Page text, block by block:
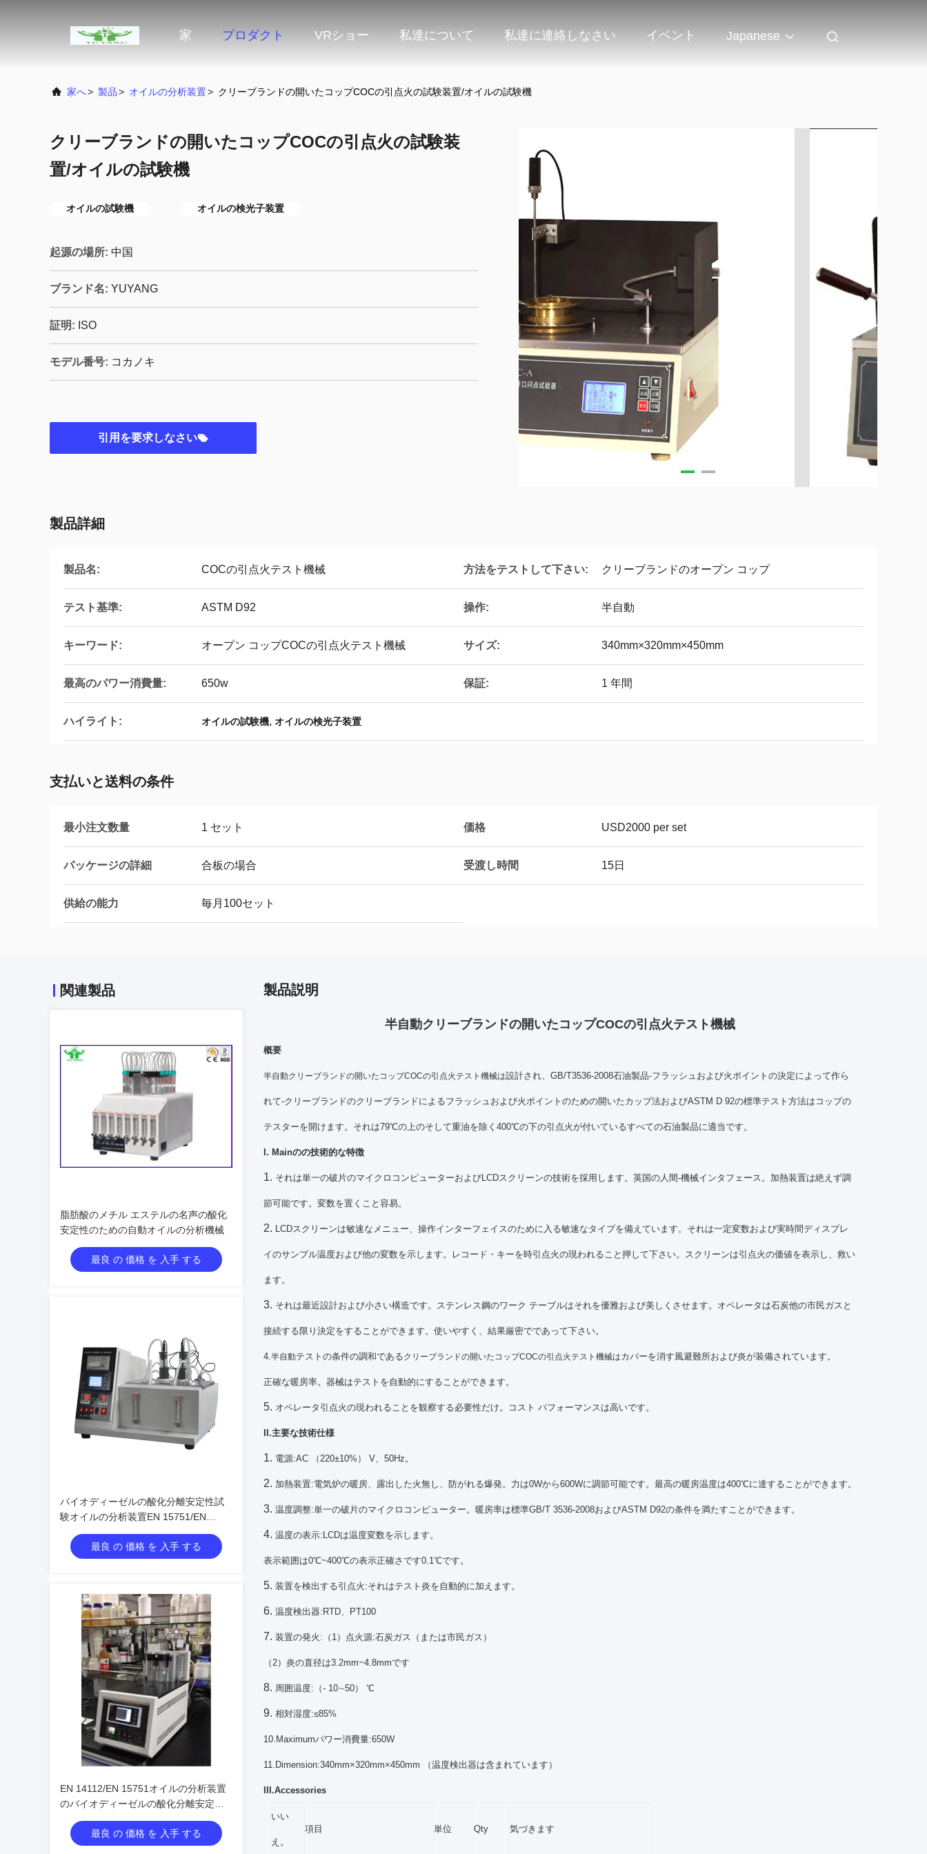
家 プロダクト VRショー 私達について 私達に連絡しなさい イベント Japanese
家へ> 製品> オイルの分析装置> クリーブランドの開いたコップCOCの引点火の試験装置/オイルの試験機
クリーブランドの開いたコップCOCの引点火の試験装
置/オイルの試験機
オイルの試験機 オイルの検光子装置
起源の場所: 中国
ブランド名: YUYANG
証明: ISO
モデル番号: コカノキ
引用を要求しなさい
製品詳細
製品名: COCの引点火テスト機械 方法をテストして下さい: クリーブランドのオープン コップ
テスト基準: ASTM D92 操作: 半自動
キーワード: オープン コップCOCの引点火テスト機械 サイズ: 340mm×320mm×450mm
最高のパワー消費量: 650w 保証: 1 年間
ハイライト: オイルの試験機, オイルの検光子装置
支払いと送料の条件
最小注文数量 1 セット 価格 USD2000 per set
パッケージの詳細 合板の場合 受渡し時間 15日
供給の能力 毎月100セット
関連製品
脂肪酸のメチル エステルの名声の酸化
安定性のための自動オイルの分析機械
最良 の 価格 を 入手 する
バイオディーゼルの酸化分離安定性試
験オイルの分析装置EN 15751/EN
14112
最良 の 価格 を 入手 する
EN 14112/EN 15751オイルの分析装置
のバイオディーゼルの酸化分離安定性
試験
最良 の 価格 を 入手 する
製品説明
半自動クリーブランドの開いたコップCOCの引点火テスト機械
概要
半自動クリーブランドの開いたコップCOCの引点火テスト機械は設計され、GB/T3536-2008石油製品-フラッシュおよび火ポイントの決定によって作ら
れて-クリーブランドのクリーブランドによるフラッシュおよび火ポイントのための開いたカップ法およびASTM D 92の標準テスト方法はコップの
テスターを開けます。それは79℃の上のそして重油を除く400℃の下の引点火が付いているすべての石油製品に適当です。
I. Mainのの技術的な特徴
1. それは単一の破片のマイクロコンピューターおよびLCDスクリーンの技術を採用します。英国の人間-機械インタフェース。加熱装置は絶えず調
節可能です。変数を置くこと容易。
2. LCDスクリーンは敏速なメニュー、操作インターフェイスのために入る敏速なタイプを備えています。それは一定変数および実時間ディスプレ
イのサンプル温度および他の変数を示します。レコード・キーを時引点火の現われること押して下さい。スクリーンは引点火の価値を表示し、救い
ます。
3. それは最近設計および小さい構造です。ステンレス鋼のワーク テーブルはそれを優雅および美しくさせます。オペレータは石炭他の市民ガスと
接続する限り決定をすることができます。使いやすく、結果厳密でであって下さい。
4.半自動テストの条件の調和であるクリーブランドの開いたコップCOCの引点火テスト機械はカバーを消す風避難所および炎が装備されています。
正確な暖房率。器械はテストを自動的にすることができます。
5. オペレータ引点火の現われることを観察する必要性だけ。コスト パフォーマンスは高いです。
II.主要な技術仕様
1. 電源:AC （220±10%） V、50Hz。
2. 加熱装置:電気炉の暖房、露出した火無し、防がれる爆発。力は0Wから600Wに調節可能です。最高の暖房温度は400℃に達することができます。
3. 温度調整:単一の破片のマイクロコンピューター。暖房率は標準GB/T 3536-2008およびASTM D92の条件を満たすことができます。
4. 温度の表示:LCDは温度変数を示します。
表示範囲は0℃~400℃の表示正確さです0.1℃です。
5. 装置を検出する引点火:それはテスト炎を自動的に加えます。
6. 温度検出器:RTD、PT100
7. 装置の発火:（1）点火源:石炭ガス（または市民ガス）
（2）炎の直径は3.2mm~4.8mmです
8. 周囲温度:（- 10∼50） ℃
9. 相対湿度:≤85%
10.Maximumパワー消費量:650W
11.Dimension:340mm×320mm×450mm （温度検出器は含まれています）
III.Accessories
いい
え。
項目 単位 Qty 気づきます